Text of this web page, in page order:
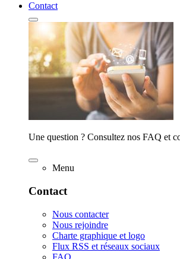
Contact
Une question ? Consultez nos FAQ et
Menu
Contact
Nous contacter
Nous rejoindre
Charte graphique et logo
Flux RSS et réseaux sociaux
FAQ